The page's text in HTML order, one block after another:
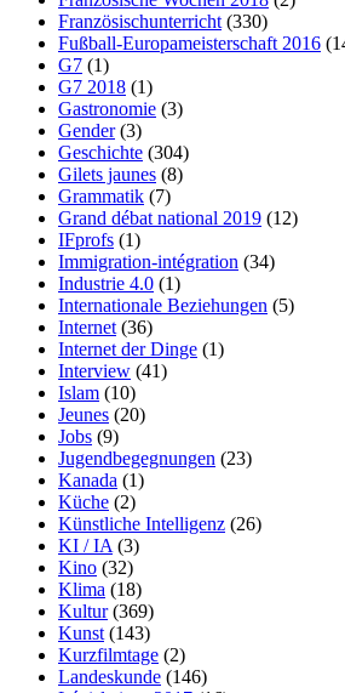
Französischunterricht (330)
Fußball-Europameisterschaft 2016
G7 (1)
G7 2018 (1)
Gastronomie (3)
Gender(3)
Geschichte (304)
Gilets jaunes (8)
Grammatik (7)
Grand débat national 2019 (12)
IFprofs (1)
Immigration-intégration (34)
Industrie 4.0 (1)
Internationale Beziehungen (5)
Internet (36)
Internet der Dinge (1)
Interview (41)
Islam (10)
Jeunes (20)
Jobs (9)
Jugendbegegnungen (23)
Kanada (1)
Küche (2)
Künstliche Intelligenz (26)
KI / IA (3)
Kino (32)
Klima (18)
Kultur(369)
Kunst (143)
Kurzfilmtage (2)
Landeskunde (146)